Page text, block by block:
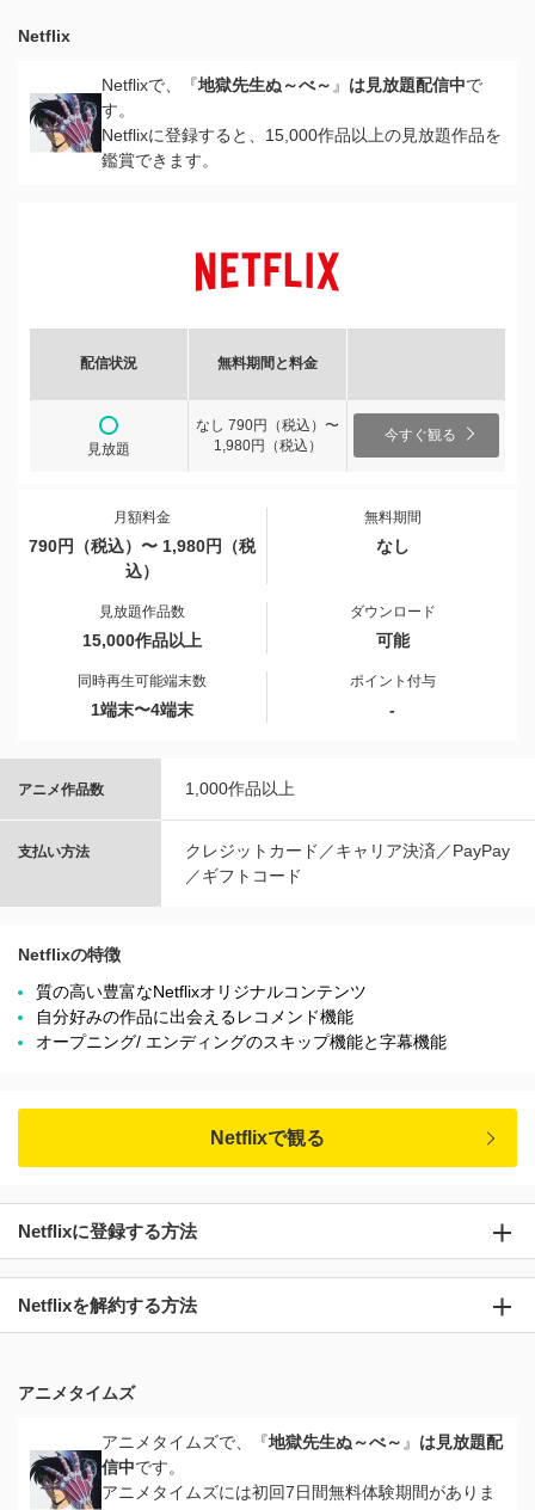
Netflix
Netflixで、『地獄先生ぬ～べ～ 』 は見放題配信中で
す。
Netflixに登録すると、15,000作品以上の見放題作品を
鑑賞できます。
配信状況 無料期間と料金
見放題
なし 790円（税込）〜
1,980円（税込）
今すぐ観る
月額料金
790円（税込）〜 1,980円（税
込）
無料期間
なし
見放題作品数
15,000作品以上
ダウンロード
可能
同時再生可能端末数
1端末〜4端末
ポイント付与
-
アニメ作品数 1,000作品以上
支払い方法
クレジットカード／キャリア決済／PayPay
／ギフトコード
Netflixの特徴
質の高い豊富なNetflixオリジナルコンテンツ
自分好みの作品に出会えるレコメンド機能
オープニング/ エンディングのスキップ機能と字幕機能
Netflixで観る
Netflixに登録する方法
Netflixを解約する方法
アニメタイムズ
アニメタイムズで、『地獄先生ぬ～べ～ 』 は見放題配
信中です。
アニメタイムズには初回7日間無料体験期間がありま